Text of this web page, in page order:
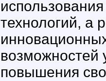
технологий, а
возможностей
повышения